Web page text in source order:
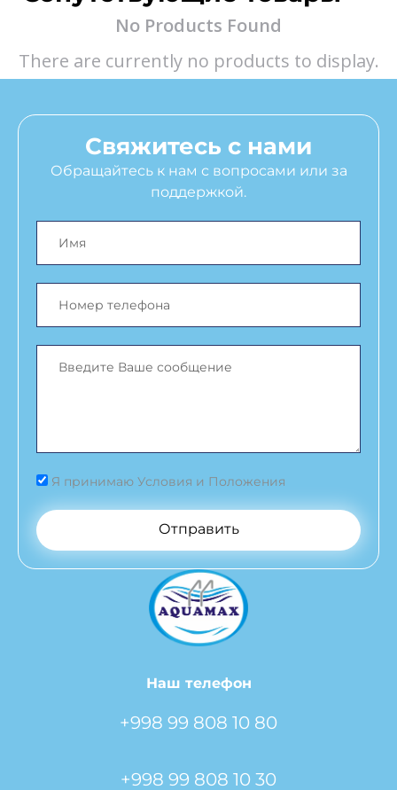
No Products Found
There are currently no products to display.
Свяжитесь с нами
Обращайтесь к нам с вопросами или за
поддержкой.
Я принимаю Условия и Положения
Отправить
Наш телефон
+998 99 808 10 80
+998 99 808 10 30